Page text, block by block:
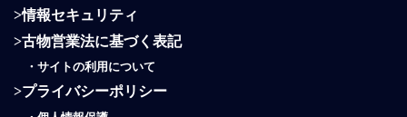
>情報セキュリティ
>古物営業法に基づく表記
・ サイトの利用について
>プライバシーポリシー